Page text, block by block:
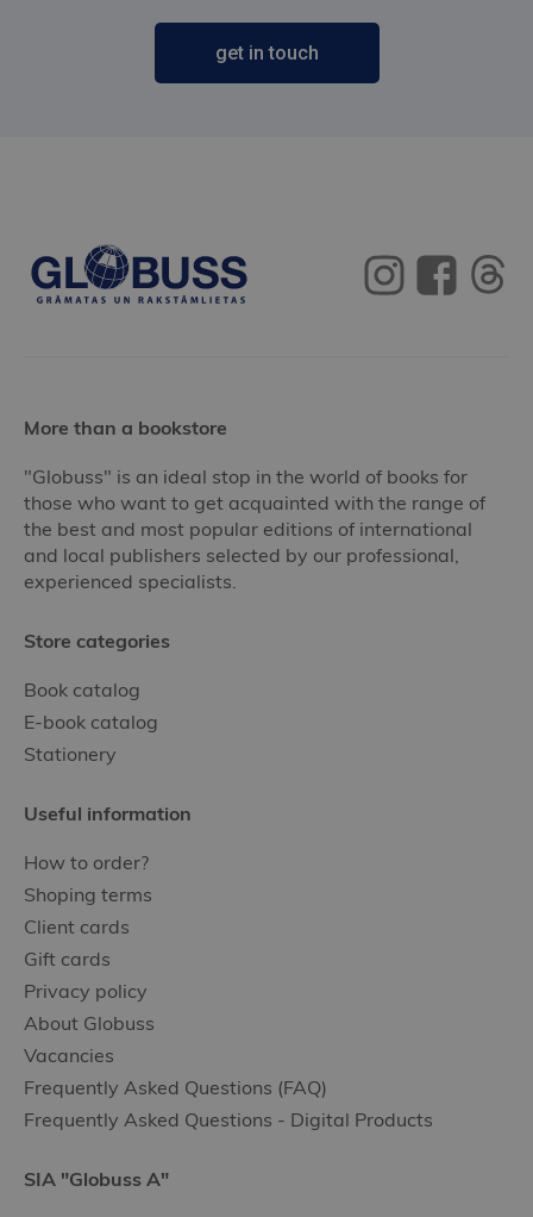
get in touch
More than a bookstore
"Globuss" is an ideal stop in the world of books for
those who want to get acquainted with the range of
the best and most popular editions of international
and local publishers selected by our professional,
experienced specialists.
Store categories
Book catalog
E-book catalog
Stationery
Useful information
How to order?
Shoping terms
Client cards
Gift cards
Privacy policy
About Globuss
Vacancies
Frequently Asked Questions (FAQ)
Frequently Asked Questions - Digital Products
SIA "Globuss A"